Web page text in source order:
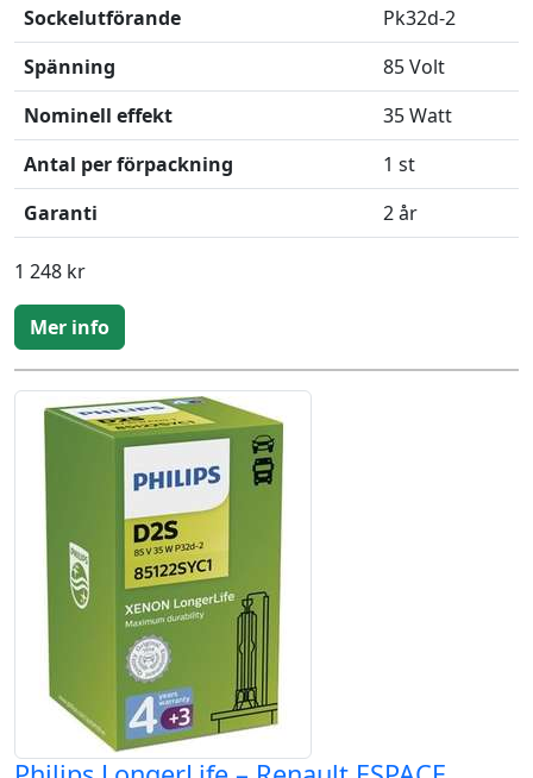
Sockelutförande
Pk32d-2
Spänning
85 Volt
Nominell effekt
35 Watt
Antal per förpackning
1 st
Garanti
2 år
1 248 kr
Mer info